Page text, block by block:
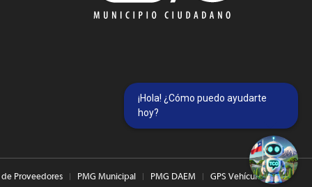
de Proveedores PMG Municipal PMG DAEM GPS Vehículos
¡Hola! ¿Cómo puedo ayudarte
hoy?